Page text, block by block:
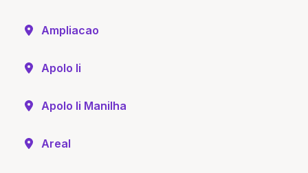
Ampliacao
Apolo Ii
Apolo Ii Manilha
Areal